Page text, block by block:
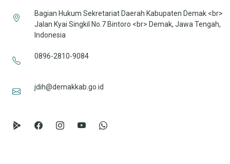
Bagian Hukum Sekretariat Daerah Kabupaten Demak <br>
Jalan Kyai Singkil No.7 Bintoro <br> Demak, Jawa Tengah,
Indonesia
0896-2810-9084
jdih@demakkab.go.id